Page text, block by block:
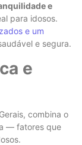
e
para idosos.
e um
e segura.
e
combina o
— fatores que